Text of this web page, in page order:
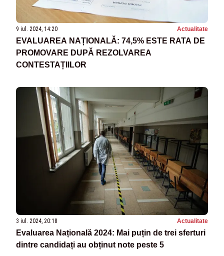
9 iul. 2024, 14:20 Actualitate
EVALUAREA NAȚIONALĂ: 74,5% ESTE RATA DE
PROMOVARE DUPĂ REZOLVAREA
CONTESTAȚIILOR
3 iul. 2024, 20:18 Actualitate
Evaluarea Națională 2024: Mai puțin de trei sferturi
dintre candidați au obținut note peste 5